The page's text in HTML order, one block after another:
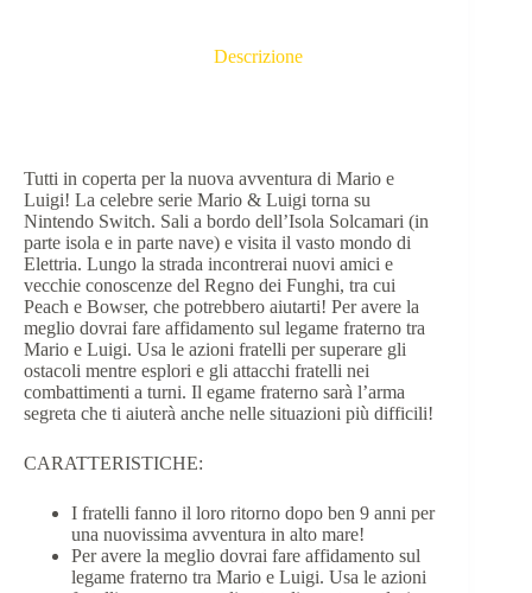
Descrizione
Tutti in coperta per la nuova avventura di Mario e
Luigi! La celebre serie Mario & Luigi torna su
Nintendo Switch. Sali a bordo dell’Isola Solcamari (in
parte isola e in parte nave) e visita il vasto mondo di
Elettria. Lungo la strada incontrerai nuovi amici e
vecchie conoscenze del Regno dei Funghi, tra cui
Peach e Bowser, che potrebbero aiutarti! Per avere la
meglio dovrai fare affidamento sul legame fraterno tra
Mario e Luigi. Usa le azioni fratelli per superare gli
ostacoli mentre esplori e gli attacchi fratelli nei
combattimenti a turni. Il egame fraterno sarà l’arma
segreta che ti aiuterà anche nelle situazioni più difficili!
CARATTERISTICHE:
I fratelli fanno il loro ritorno dopo ben 9 anni per
una nuovissima avventura in alto mare!
Per avere la meglio dovrai fare affidamento sul
legame fraterno tra Mario e Luigi. Usa le azioni